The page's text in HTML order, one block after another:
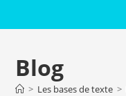
Blog
> Les bases de texte >